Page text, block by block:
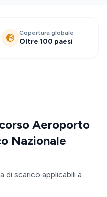
Copertura globale
Oltre 100 paesi
Aeroporto
Nazionale
di scarico applicabili a